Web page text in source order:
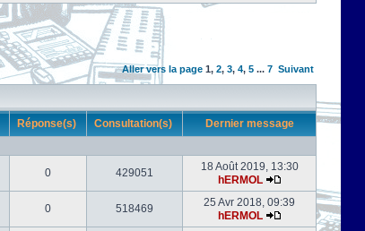
Aller vers la page 1, 2, 3, 4, 5 ... 7 Suivant
Réponse(s) Consultation(s) Dernier message
0 429051
18 Août 2019, 13:30
hERMOL
0 518469
25 Avr 2018, 09:39
hERMOL